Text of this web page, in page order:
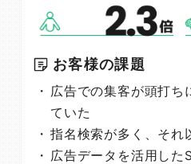
お客様の課題
広告での集客が頭打ち
ていた
指名検索が多く、それ
広告データを活用した